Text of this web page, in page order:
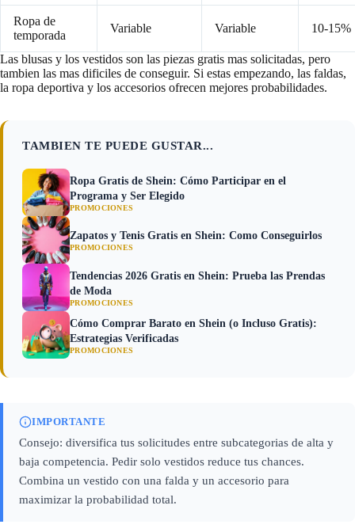
Ropa de
temporada
Variable Variable 10-15%
Las blusas y los vestidos son las piezas gratis mas solicitadas, pero
tambien las mas dificiles de conseguir. Si estas empezando, las faldas,
la ropa deportiva y los accesorios ofrecen mejores probabilidades.
TAMBIEN TE PUEDE GUSTAR...
Ropa Gratis de Shein: Cómo Participar en el
Programa y Ser Elegido
PROMOCIONES
Zapatos y Tenis Gratis en Shein: Como Conseguirlos
PROMOCIONES
Tendencias 2026 Gratis en Shein: Prueba las Prendas
de Moda
PROMOCIONES
Cómo Comprar Barato en Shein (o Incluso Gratis):
Estrategias Verificadas
PROMOCIONES
IMPORTANTE
Consejo: diversifica tus solicitudes entre subcategorias de alta y
baja competencia. Pedir solo vestidos reduce tus chances.
Combina un vestido con una falda y un accesorio para
maximizar la probabilidad total.